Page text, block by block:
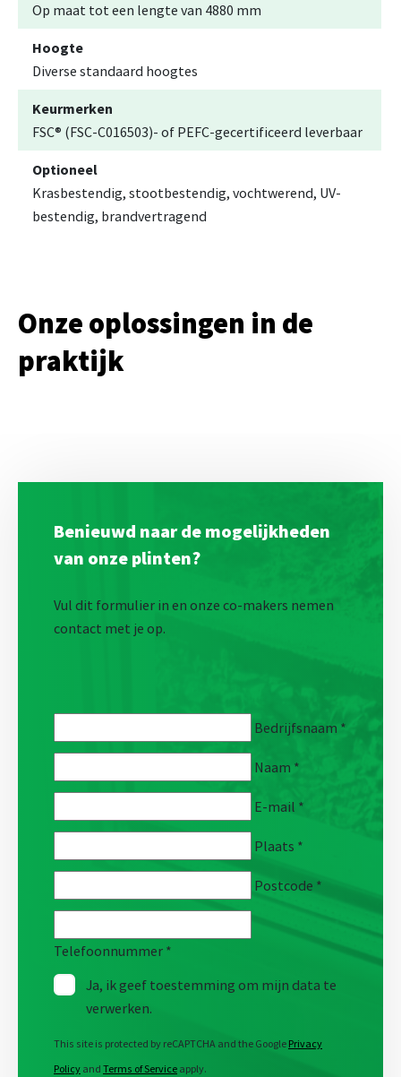
Op maat tot een lengte van 4880 mm
Hoogte
Diverse standaard hoogtes
Keurmerken
FSC® (FSC-C016503)- of PEFC-gecertificeerd leverbaar
Optioneel
Krasbestendig, stootbestendig, vochtwerend, UV-
bestendig, brandvertragend
Onze oplossingen in de
praktijk
Benieuwd naar de mogelijkheden
van onze plinten?
Vul dit formulier in en onze co-makers nemen
contact met je op.
Bedrijfsnaam *
Naam *
E-mail *
Plaats *
Postcode *
Telefoonnummer *
Ja, ik geef toestemming om mijn data te
verwerken.
This site is protected by reCAPTCHA and the Google Privacy
Policy and Terms of Service apply.